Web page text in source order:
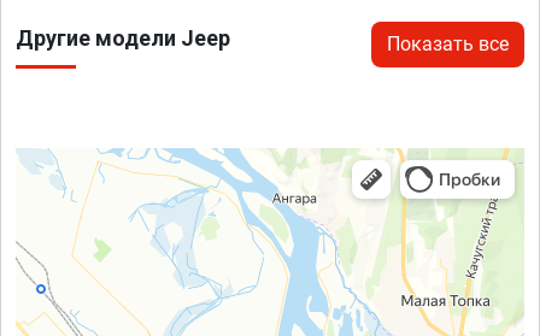
Другие модели Jeep Показать все